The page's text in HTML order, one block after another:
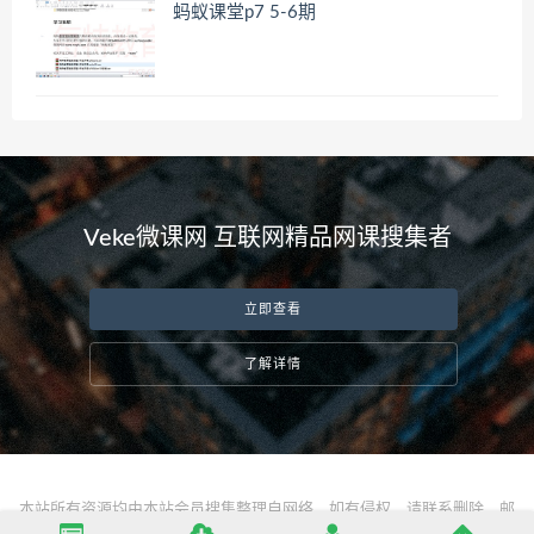
蚂蚁课堂p7 5-6期
Veke微课网 互联网精品网课搜集者
立即查看
了解详情
本站所有资源均由本站会员搜集整理自网络，如有侵权，请联系删除，邮